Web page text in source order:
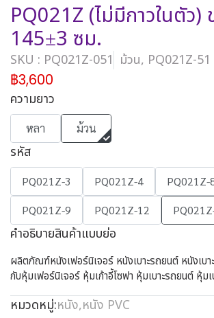
PQ021Z (ไม่มีกาวในตัว)
145±3 ซม.
SKU : PQ021Z-051 ม้วน, PQ021Z-51
฿3,600
ความยาว
หลา ม้วน
รหัส
PQ021Z-3 PQ021Z-4
PQ021Z-
PQ021Z-9
PQ021Z-12
คำอธิบายสินค้าแบบย่อ
ผลิตภัณฑ์หนังเฟอร์นิเจอร์ หนังเบาะรถยนต์ หนังเบา
กับหุ้มเฟอร์นิเจอร์ หุ้มเก้าอี้โซฟา หุ้มเบาะรถยนต์ หุ้มเ
หมวดหมู่:หนัง,หนัง PVC